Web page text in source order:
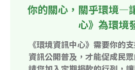
你的關心，關乎環境—
心》為環境
《環境資訊中心》需要你的
資訊公開普及，才能促成民